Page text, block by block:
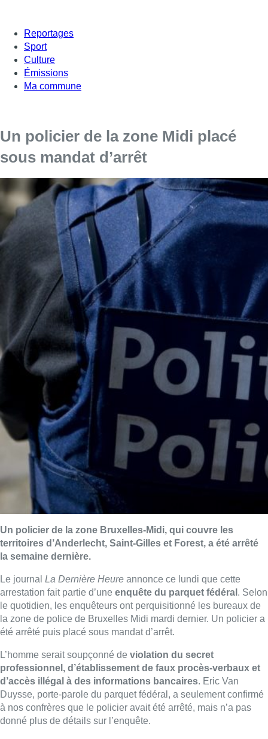
Reportages
Sport
Culture
Émissions
Ma commune
Un policier de la zone Midi placé
sous mandat d’arrêt
Un policier de la zone Bruxelles-Midi, qui couvre les
territoires d’Anderlecht, Saint-Gilles et Forest, a été arrêté
la semaine dernière.
Le journal La Dernière Heure annonce ce lundi que cette
arrestation fait partie d’une enquête du parquet fédéral . Selon
le quotidien, les enquêteurs ont perquisitionné les bureaux de
la zone de police de Bruxelles Midi mardi dernier. Un policier a
été arrêté puis placé sous mandat d’arrêt.
L’homme serait soupçonné de violation du secret
professionnel, d’établissement de faux procès-verbaux et
d’accès illégal à des informations bancaires. Eric Van
Duysse, porte-parole du parquet fédéral, a seulement confirmé
à nos confrères que le policier avait été arrêté, mais n’a pas
donné plus de détails sur l’enquête.